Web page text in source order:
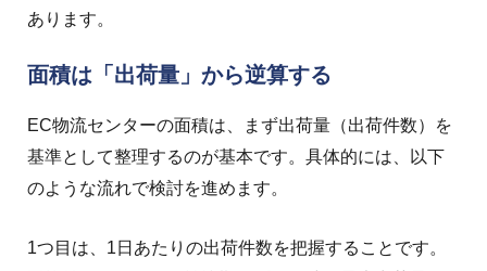
あります。
面積は「出荷量」から逆算する
EC物流センターの面積は、まず出荷量（出荷件数）を
基準として整理するのが基本です。具体的には、以下
のような流れで検討を進めます。
1つ目は、1日あたりの出荷件数を把握することです。